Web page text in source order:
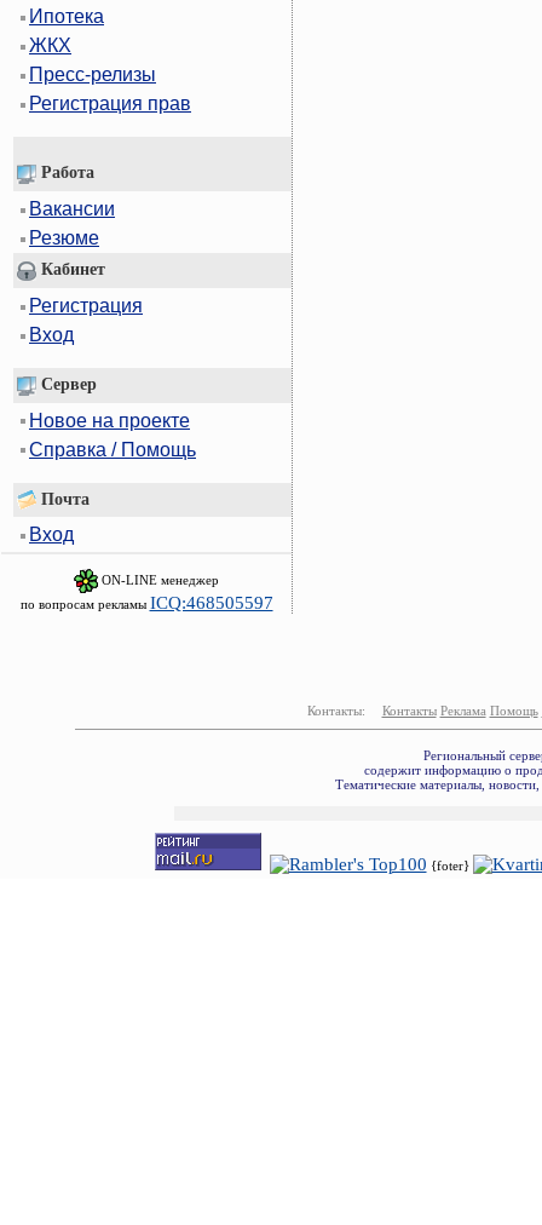
Ипотека
ЖКХ
Пресс-релизы
Регистрация прав
Работа
Вакансии
Резюме
Кабинет
Регистрация
Вход
Сервер
Новое на проекте
Справка / Помощь
Почта
Вход
ON-LINE менеджер
по вопросам рекламы ICQ:468505597
Контакты: Контакты Реклама Помощь
Региональный
содержит информацию о
Тематические материалы,
{foter}